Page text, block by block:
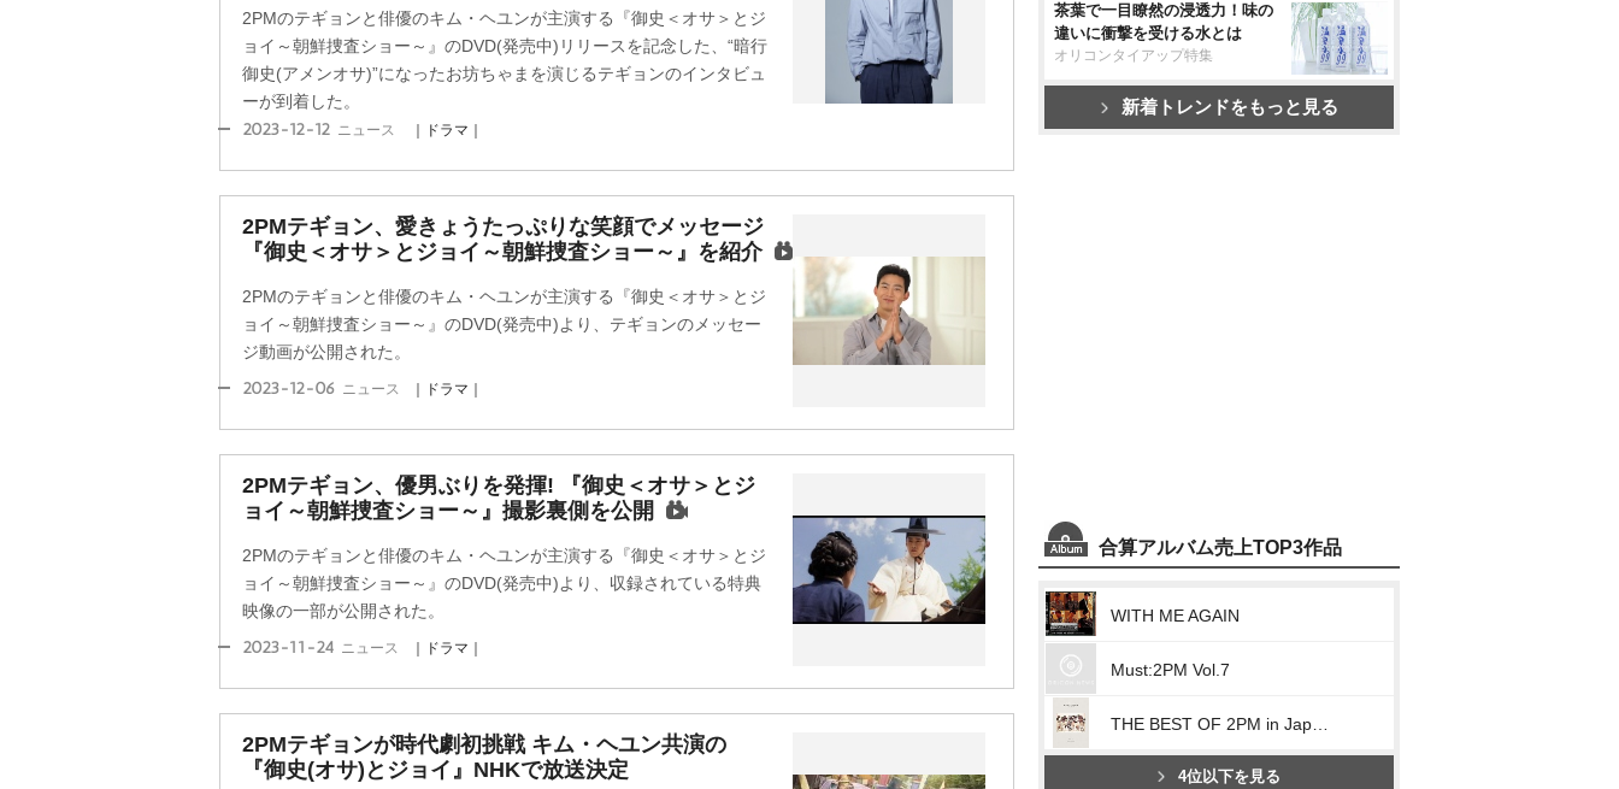
2PMのテギョンと俳優のキム・ヘユンが主演する『御史＜オサ＞とジ
ョイ～朝鮮捜査ショー～』のDVD(発売中)リリースを記念した、“暗行
御史(アメンオサ)”になったお坊ちゃまを演じるテギョンのインタビュ
ーが到着した。
2023-12-12 ニュース ｜ドラマ｜
2PMテギョン、愛きょうたっぷりな笑顔でメッセージ
『御史＜オサ＞とジョイ～朝鮮捜査ショー～』を紹介
2PMのテギョンと俳優のキム・ヘユンが主演する『御史＜オサ＞とジ
ョイ～朝鮮捜査ショー～』のDVD(発売中)より、テギョンのメッセー
ジ動画が公開された。
2023-12-06 ニュース ｜ドラマ｜
2PMテギョン、優男ぶりを発揮! 『御史＜オサ＞とジ
ョイ～朝鮮捜査ショー～』撮影裏側を公開
2PMのテギョンと俳優のキム・ヘユンが主演する『御史＜オサ＞とジ
ョイ～朝鮮捜査ショー～』のDVD(発売中)より、収録されている特典
映像の一部が公開された。
2023-11-24 ニュース ｜ドラマ｜
2PMテギョンが時代劇初挑戦 キム・ヘユン共演の
『御史(オサ)とジョイ』NHKで放送決定
茶葉で一目瞭然の浸透力！味の
違いに衝撃を受ける水とは
オリコンタイアップ特集
新着トレンドをもっと見る
合算アルバム売上TOP3作品
WITH ME AGAIN
Must:2PM Vol.7
4位以下を見る